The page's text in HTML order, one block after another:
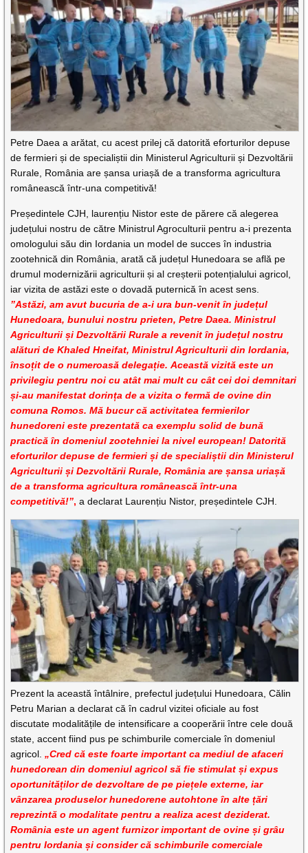
Petre Daea a arătat, cu acest prilej că datorită eforturilor depuse
de fermieri și de specialiștii din Ministerul Agriculturii și Dezvoltării
Rurale, România are șansa uriașă de a transforma agricultura
românească într-una competitivă!
Președintele CJH, laurențiu Nistor este de părere că alegerea
județului nostru de către Ministrul Agroculturii pentru a-i prezenta
omologului său din Iordania un model de succes în industria
zootehnică din România, arată că județul Hunedoara se află pe
drumul modernizării agriculturii și al creșterii potențialului agricol,
iar vizita de astăzi este o dovadă puternică în acest sens.
”Astăzi, am avut bucuria de a-i ura bun-venit în județul
Hunedoara, bunului nostru prieten, Petre Daea. Ministrul
Agriculturii și Dezvoltării Rurale a revenit în județul nostru
alături de Khaled Hneifat, Ministrul Agriculturii din Iordania,
însoțit de o numeroasă delegație. Această vizită este un
privilegiu pentru noi cu atât mai mult cu cât cei doi demnitari
și-au manifestat dorința de a vizita o fermă de ovine din
comuna Romos. Mă bucur că activitatea fermierilor
hunedoreni este prezentată ca exemplu solid de bună
practică în domeniul zootehniei la nivel european! Datorită
eforturilor depuse de fermieri și de specialiștii din Ministerul
Agriculturii și Dezvoltării Rurale, România are șansa uriașă
de a transforma agricultura românească într-una
competitivă!”, a declarat Laurențiu Nistor, președintele CJH.
Prezent la această întâlnire, prefectul județului Hunedoara, Călin
Petru Marian a declarat că în cadrul vizitei oficiale au fost
discutate modalitățile de intensificare a cooperării între cele două
state, accent fiind pus pe schimburile comerciale în domeniul
agricol.„Cred că este foarte important ca mediul de afaceri
hunedorean din domeniul agricol să fie stimulat și expus
oportunităților de dezvoltare de pe piețele externe, iar
vânzarea produselor hunedorene autohtone în alte țări
reprezintă o modalitate pentru a realiza acest deziderat.
România este un agent furnizor important de ovine și grâu
pentru Iordania și consider că schimburile comerciale